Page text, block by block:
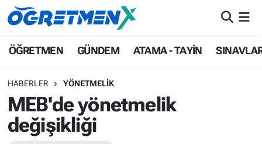
ÖĞRETMEN GÜNDEM ATAMA - TAYİN
HABERLER YÖNETMELİK
MEB'de yönetmelik
değişikliği
ÖĞRETMEN
ATAMA - TAYİN
SINAVLAR
İstanbul Nöbetçi Eczaneler
İstanbul Namaz Vakitleri
İstanbul Trafik Yoğunluk Haritası